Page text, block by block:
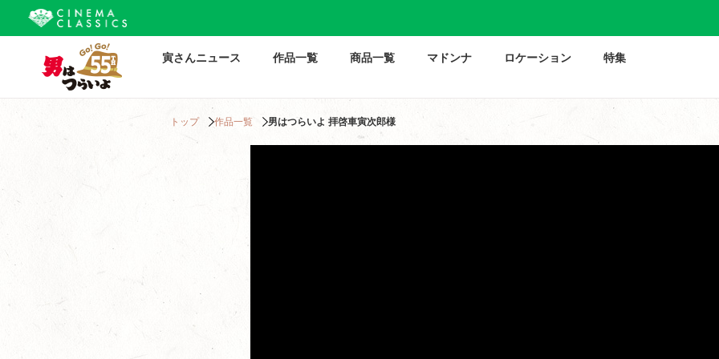
寅さんニュース 作品一覧 商品一覧 マドンナ ロケーション 特集
トップ 作品一覧 男はつらいよ 拝啓車寅次郎様